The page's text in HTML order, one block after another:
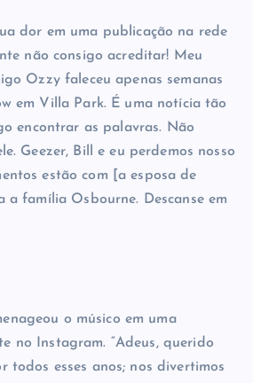
dor em uma publicação na rede
não consigo acreditar! Meu
Ozzy faleceu apenas semanas
em Villa Park. É uma notícia tão
encontrar as palavras. Não
Geezer, Bill e eu perdemos nosso
estão com [a esposa de
a família Osbourne. Descanse em
o músico em uma
no Instagram. “Adeus, querido
todos esses anos; nos divertimos